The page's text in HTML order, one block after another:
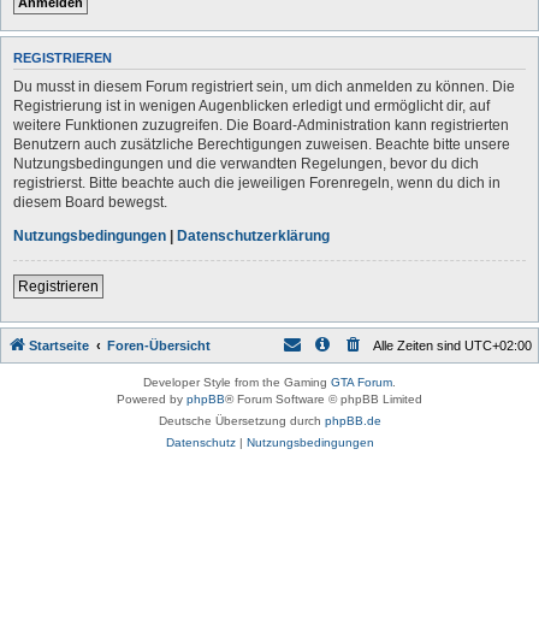
REGISTRIEREN
Du musst in diesem Forum registriert sein, um dich anmelden zu können. Die
Registrierung ist in wenigen Augenblicken erledigt und ermöglicht dir, auf
weitere Funktionen zuzugreifen. Die Board-Administration kann registrierten
Benutzern auch zusätzliche Berechtigungen zuweisen. Beachte bitte unsere
Nutzungsbedingungen und die verwandten Regelungen, bevor du dich
registrierst. Bitte beachte auch die jeweiligen Forenregeln, wenn du dich in
diesem Board bewegst.
Nutzungsbedingungen | Datenschutzerklärung
Registrieren
Startseite Foren-Übersicht Alle Zeiten sind UTC+02:00
Developer Style from the Gaming GTA Forum
Powered by phpBB® Forum Software © phpBB Limited
Deutsche Übersetzung durch phpBB.de
Datenschutz| Nutzungsbedingungen